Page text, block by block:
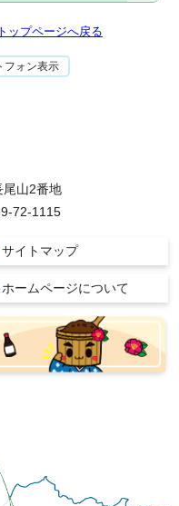
トップページへ戻る
フォン表示
山2番地
72-1115
サイトマップ
ホームページについて